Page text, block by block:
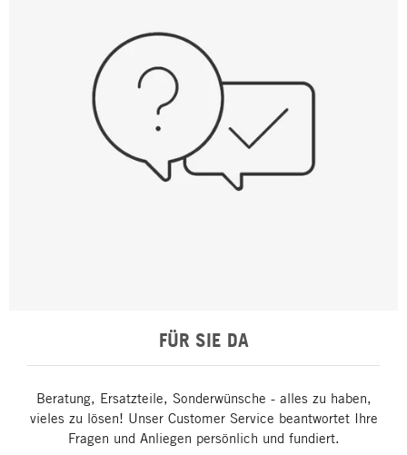
FÜR SIE DA
Beratung, Ersatzteile, Sonderwünsche - alles zu haben,
vieles zu lösen! Unser Customer Service beantwortet Ihre
Fragen und Anliegen persönlich und fundiert.